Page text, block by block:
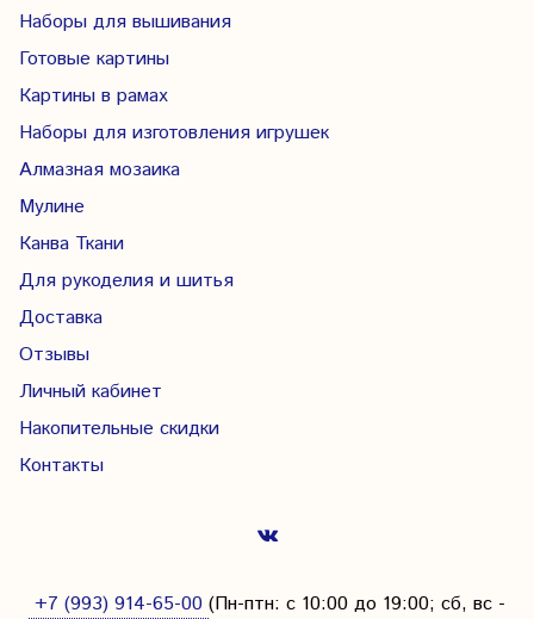
Наборы для вышивания
Готовые картины
Картины в рамах
Наборы для изготовления игрушек
Алмазная мозаика
Мулине
Канва Ткани
Для рукоделия и шитья
Доставка
Отзывы
Личный кабинет
Накопительные скидки
Контакты
+7 (993) 914-65-00 (Пн-птн: с 10:00 до 19:00; сб, вс -